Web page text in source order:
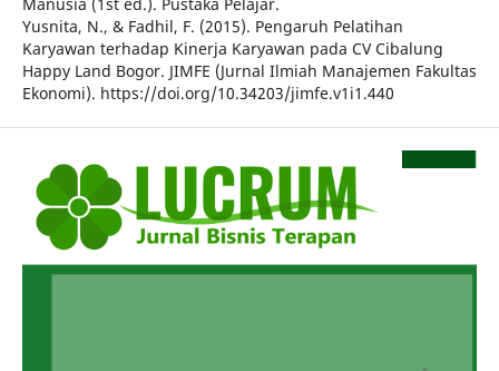
Yusnita, N., & Fadhil, F. (2015). Pengaruh Pelatihan
Karyawan terhadap Kinerja Karyawan pada CV Cibalung
Happy Land Bogor. JIMFE (Jurnal Ilmiah Manajemen Fakultas
Ekonomi). https://doi.org/10.34203/jimfe.v1i1.440